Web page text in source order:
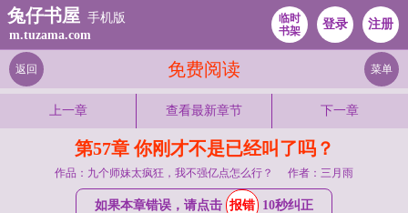
兔仔书屋 手机版
m.tuzama.com
临时
书架
登录 注册
免费阅读
返回 菜单
上一章 查看最新章节 下一章
第57章 你刚才不是已经叫了吗？
作品：九个师妹太疯狂，我不强亿点怎么行？ 作者：三月雨
如果本章错误，请点击 报错 10秒纠正